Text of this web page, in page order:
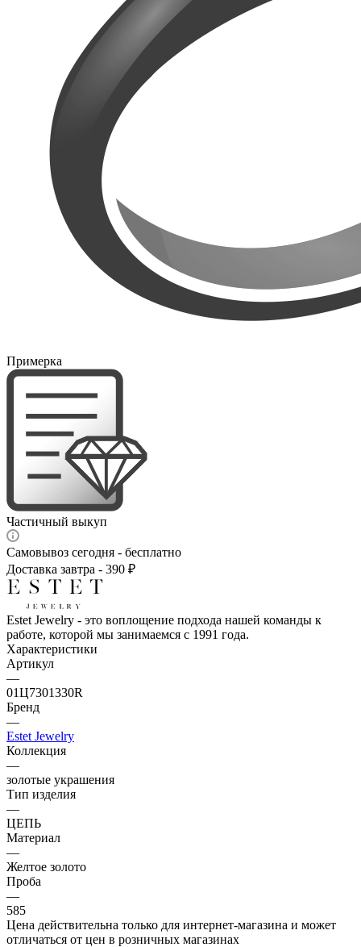
Примерка
Частичный выкуп
Самовывоз сегодня - бесплатно
Доставка завтра - 390 ₽
Estet Jewelry - это воплощение подхода нашей команды к
работе, которой мы занимаемся с 1991 года.
Характеристики
Артикул
—
01Ц7301330R
Бренд
—
Estet Jewelry
Коллекция
—
золотые украшения
Тип изделия
—
ЦЕПЬ
Материал
—
Желтое золото
Проба
—
585
Цена действительна только для интернет-магазина и может
отличаться от цен в розничных магазинах